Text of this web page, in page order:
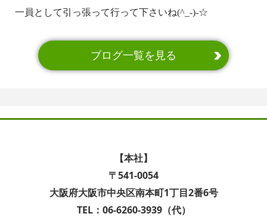
一員として引っ張って行って下さいね(^_-)-☆
ブログ一覧を見る
【本社】
〒541-0054
大阪府大阪市中央区南本町1丁目2番6号
TEL：06-6260-3939（代）